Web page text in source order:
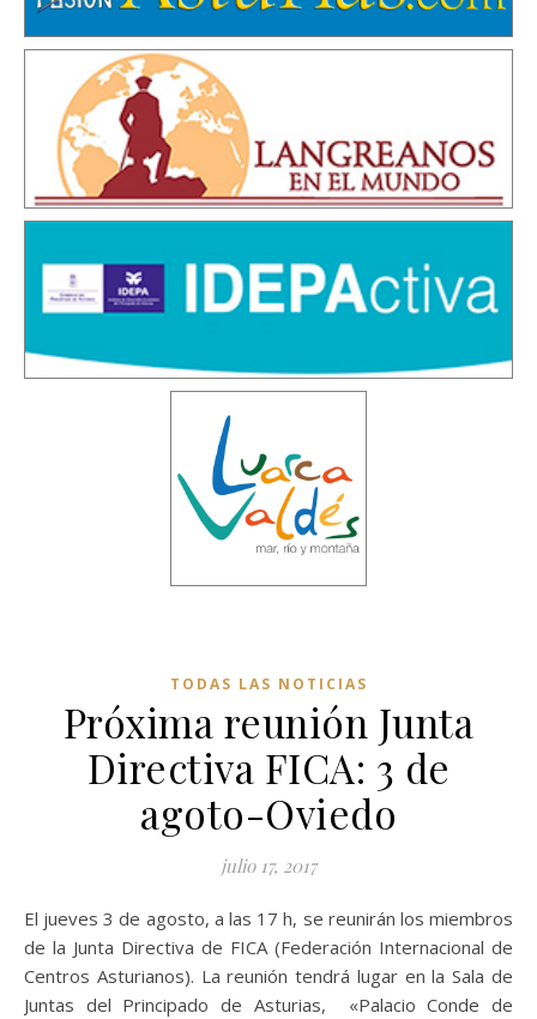
TODAS LAS NOTICIAS
Próxima reunión Junta
Directiva FICA: 3 de
agoto-Oviedo
julio 17, 2017
El jueves 3 de agosto, a las 17 h, se reunirán los miembros
de la Junta Directiva de FICA (Federación Internacional de
Centros Asturianos). La reunión tendrá lugar en la Sala de
Juntas del Principado de Asturias, «Palacio Conde de